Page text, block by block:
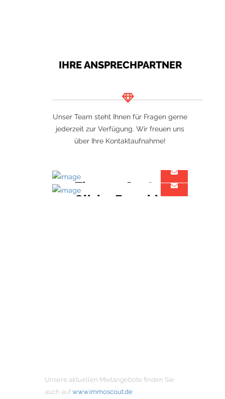
IHRE ANSPRECHPARTNER
Unser Team steht Ihnen für Fragen gerne
jederzeit zur Verfügung. Wir freuen uns
über Ihre Kontaktaufnahme!
Thomas Ganter
Olivier Forschle
Unsere aktuellen Mietangebote finden Sie
auch auf www.immoscout.de